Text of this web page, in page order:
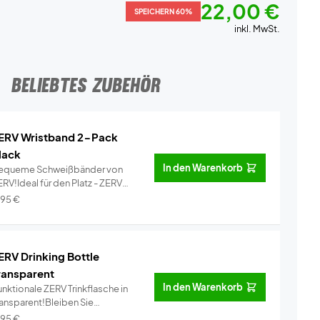
SPEICHERN 60% 22,00 €
inkl. MwSt.
BELIEBTES ZUBEHÖR
Wristband 2-Pack
Schweißbänder von
für den Platz - ZERV
€
In den Warenkorb
Drinking Bottle
ZERV Trinkflasche in
Sie
In den Warenkorb